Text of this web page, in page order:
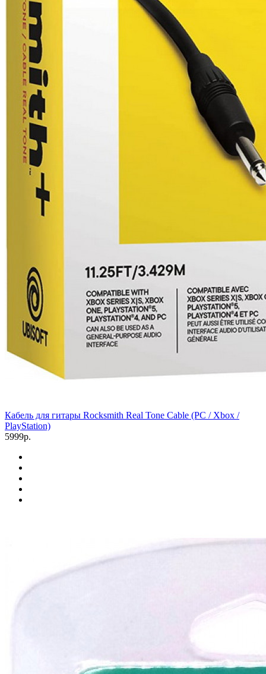
Кабель для гитары Rocksmith Real Tone Cable (PC / Xbox /
PlayStation)
5999р.